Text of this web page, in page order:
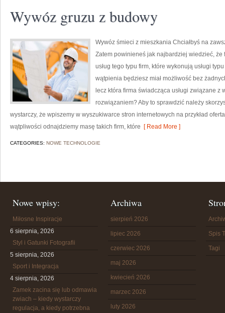
Wywóz gruzu z budowy
Wywóz śmieci z mieszkania Chciałbyś na
Zatem powinieneś jak najbardziej wiedzieć, że
usług tego typu firm, które wykonują usługi
wątpienia będziesz miał możliwość bez
lecz która firma świadcząca usługi związane
rozwiązaniem? Aby to sprawdzić należy
wystarczy, że wpiszemy w wyszukiwarce stron internetowych na przykład
wątpliwości odnajdziemy masę takich firm, które [ Read More ]
CATEGORIES: NOWE TECHNOLOGIE
Nowe wpisy:
Miłosne Inspiracje
6 sierpnia, 2026
Styl i Gatunki Fotografii
5 sierpnia, 2026
Sport i Integracja
4 sierpnia, 2026
Zamek zacina się lub odmawia
zwiach – kiedy wystarczy
regulacja, a kiedy potrzebna
Archiwa
sierpień 2026
lipiec 2026
czerwiec 2026
maj 2026
kwiecień 2026
marzec 2026
luty 2026
Spis
Tagi